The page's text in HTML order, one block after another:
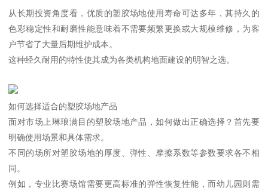
从长期投资角度看，优质的塑胶场地使用寿命可达多年，其持久的
色彩稳定性和耐磨性能意味着不需要频繁更换或大规模维修，为客
户节省了大量后期维护成本。
这种经久耐用的特性使其成为各类机构地面建设的明智之选。
如何选择适合的塑胶场地产品
面对市场上琳琅满目的塑胶场地产品，如何做出正确选择？首先要
明确使用场景和具体需求。
不同的场所对塑胶场地的厚度、弹性、摩擦系数等参数要求各不相
同。
例如，专业比赛场馆需要更高标准的弹性恢复性能，而幼儿园则需